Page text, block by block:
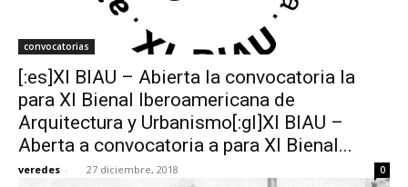
convocatorias
[:es]XI BIAU – Abierta la convocatoria la
para XI Bienal Iberoamericana de
Arquitectura y Urbanismo[:gl]XI BIAU –
Aberta a convocatoria a para XI Bienal...
veredes - 27 diciembre, 2018 0